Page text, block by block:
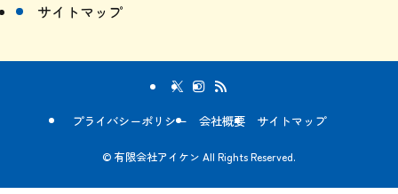
サイトマップ
プライバシーポリシー 会社概要 サイトマップ
© 有限会社アイケン All Rights Reserved.